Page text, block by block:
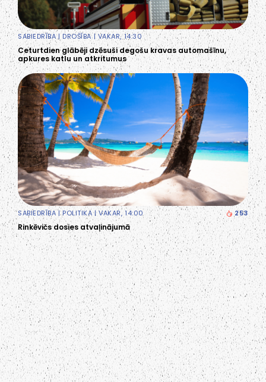
SABIEDRĪBA| DROŠĪBA| VAKAR, 14:30
Ceturtdien glābēji dzēsuši degošu kravas automašīnu,
apkures katlu un atkritumus
SABIEDRĪBA|POLITIKA| VAKAR, 14:00 253
Rinkēvičs dosies atvaļinājumā